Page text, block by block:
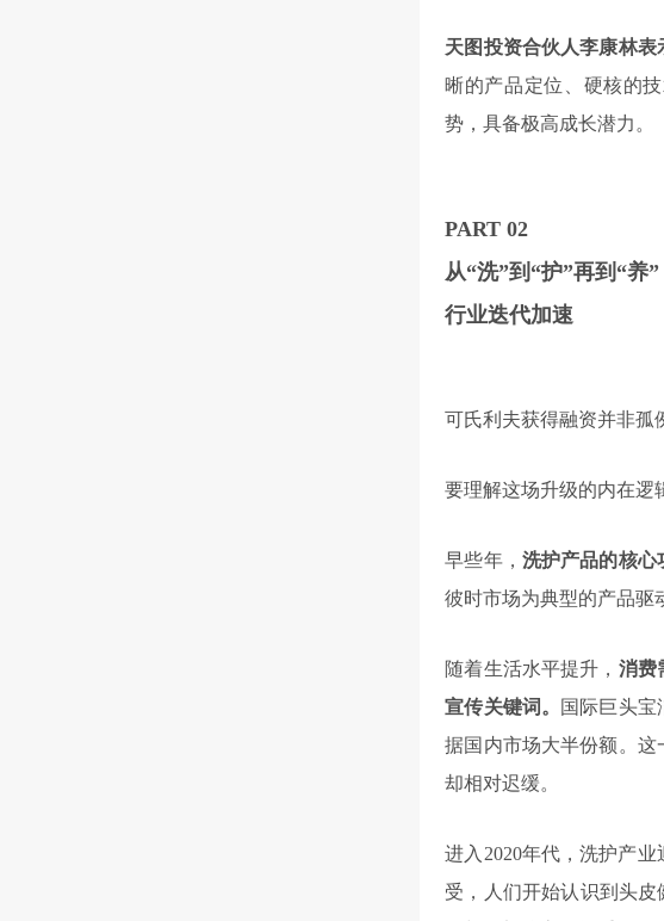
天图投资合伙人李康林表
晰的产品定位、硬核的
势，具备极高成长潜力。
PART 02
从“洗”到“护”再到“养”
行业迭代加速
可氏利夫获得融资并非孤
要理解这场升级的内在逻
早些年， 洗护产品的核心
彼时市场为典型的产品驱
随着生活水平提升， 消费
宣传关键词。
国际巨头宝
据国内市场大半份额。
却相对迟缓。
进入2020年代，洗护产业
受，人们开始认识到头